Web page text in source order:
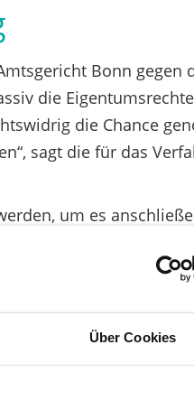
Über Cookies
Bonn gegen
die
die Chance
sagt die für das
um es
Der Plan ist
wir bereits bei der
ohne viel